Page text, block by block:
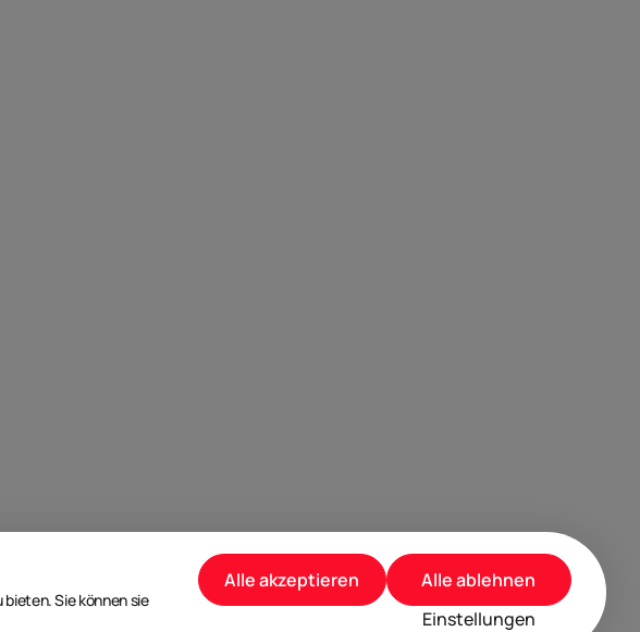
bieten. Sie können sie
Einstellungen
Alle ablehnen
Alle akzeptieren